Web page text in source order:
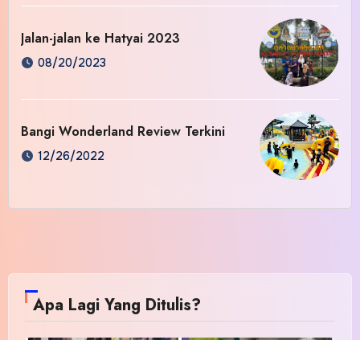
Jalan-jalan ke Hatyai 2023
08/20/2023
Bangi Wonderland Review Terkini
12/26/2022
Apa Lagi Yang Ditulis?